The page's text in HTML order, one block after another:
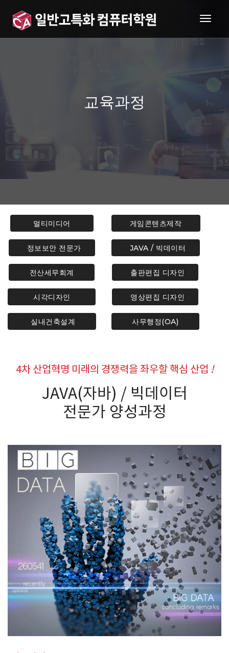
교육과정
멀티미디어 게임콘텐츠제작
정보보안 전문가 JAVA / 빅데이터
전산세무회계 출판편집 디자인
시각디자인 영상편집 디자인
실내건축설계 사무행정(OA)
4차 산업혁명 미래의 경쟁력을 좌우할 핵심 산업 !
JAVA(자바) / 빅데이터
전문가 양성과정